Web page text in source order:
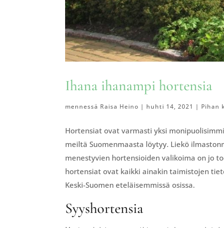
Ihana ihanampi hortensia
mennessä Raisa Heino | huhti 14, 2021 | Pihan
Hortensiat ovat varmasti yksi
meiltä Suomenmaasta löytyy. Liekö
menestyvien hortensioiden valikoima on jo
hortensiat ovat kaikki ainakin taimistojen
Keski-Suomen eteläisemmissä osissa.
Syyshortensia